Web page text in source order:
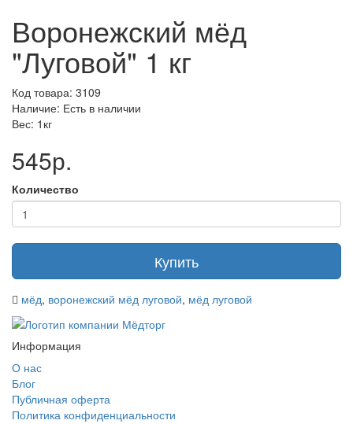
Воронежский мёд
"Луговой" 1 кг
Код товара: 3109
Наличие: Есть в наличии
Вес: 1кг
545р.
Количество
Купить
мёд, воронежский мёд луговой, мёд луговой
Информация
О нас
Блог
Публичная оферта
Политика конфиденциальности